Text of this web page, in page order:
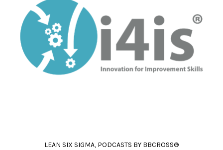
LEAN SIX SIGMA, PODCASTS BY BBCROSS®